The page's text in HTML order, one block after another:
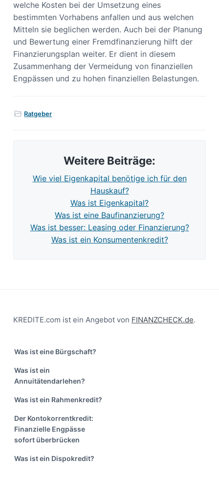
welche Kosten bei der Umsetzung eines
bestimmten Vorhabens anfallen und aus welchen
Mitteln sie beglichen werden. Auch bei der Planung
und Bewertung einer Fremdfinanzierung hilft der
Finanzierungsplan weiter. Er dient in diesem
Zusammenhang der Vermeidung von finanziellen
Engpässen und zu hohen finanziellen Belastungen.
Ratgeber
Weitere Beiträge:
Wie viel Eigenkapital benötige ich für den
Hauskauf?
Was ist Eigenkapital?
Was ist eine Baufinanzierung?
Was ist besser: Leasing oder Finanzierung?
Was ist ein Konsumentenkredit?
Footer
KREDITE.com ist ein Angebot von FINANZCHECK.de.
Was ist eine Bürgschaft?
Was ist ein
Annuitätendarlehen?
Was ist ein Rahmenkredit?
Der Kontokorrentkredit:
Finanzielle Engpässe
sofort überbrücken
Was ist ein Dispokredit?